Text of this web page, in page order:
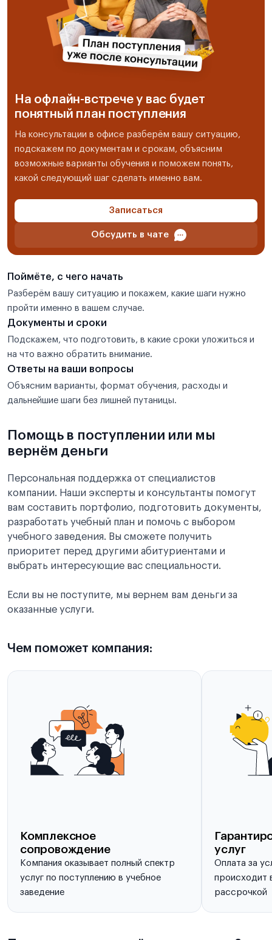
На офлайн-встрече у вас будет
понятный план поступления
На консультации в офисе разберём вашу ситуацию,
подскажем по документам и срокам, объясним
возможные варианты обучения и поможем понять,
какой следующий шаг сделать именно вам.
Записаться
Обсудить в чате
Поймёте, с чего начать
Разберём вашу ситуацию и покажем, какие шаги нужно
пройти именно в вашем случае.
Документы и сроки
Подскажем, что подготовить, в какие сроки уложиться и
на что важно обратить внимание.
Ответы на ваши вопросы
Объясним варианты, формат обучения, расходы и
дальнейшие шаги без лишней путаницы.
Помощь в поступлении или мы
вернём деньги
Персональная поддержка от специалистов
компании. Наши эксперты и консультанты помогут
вам составить портфолио, подготовить документы,
разработать учебный план и помочь с выбором
учебного заведения. Вы сможете получить
приоритет перед другими абитуриентами и
выбрать интересующие вас специальности.
Если вы не поступите, мы вернем вам деньги за
оказанные услуги.
Чем поможет компания:
Комплексное
сопровождение
Компания оказывает полный спектр
услуг по поступлению в учебное
заведение
услуг
Оплата за
происходит
рассрочкой